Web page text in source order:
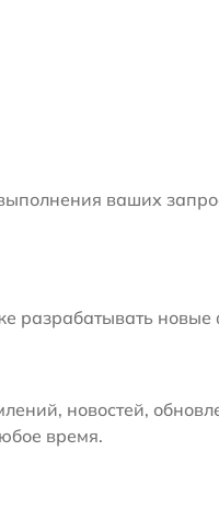
ваших
разрабатывать новые
новостей,
время.